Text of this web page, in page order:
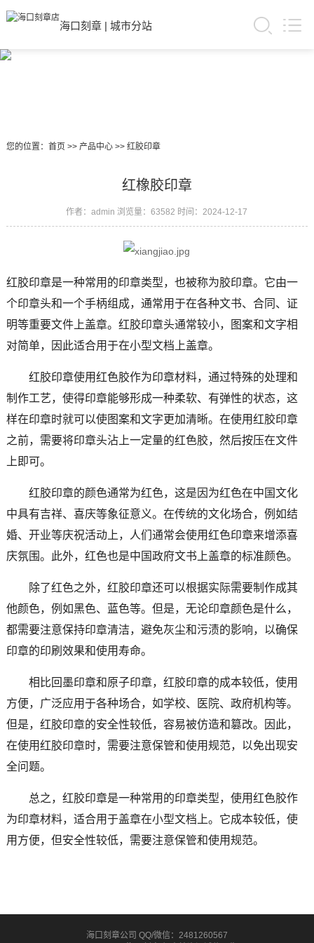
海口刻章| 城市分站
您的位置： 首页 >> 产品中心>> 红胶印章
红橡胶印章
作者：admin 浏览量：63582 时间：2024-12-17
红胶印章是一种常用的印章类型，也被称为胶印章。它由一
个印章头和一个手柄组成，通常用于在各种文书、合同、证
明等重要文件上盖章。红胶印章头通常较小，图案和文字相
对简单，因此适合用于在小型文档上盖章。
红胶印章使用红色胶作为印章材料，通过特殊的处理和
制作工艺，使得印章能够形成一种柔软、有弹性的状态，这
样在印章时就可以使图案和文字更加清晰。在使用红胶印章
之前，需要将印章头沾上一定量的红色胶，然后按压在文件
上即可。
红胶印章的颜色通常为红色，这是因为红色在中国文化
中具有吉祥、喜庆等象征意义。在传统的文化场合，例如结
婚、开业等庆祝活动上，人们通常会使用红色印章来增添喜
庆氛围。此外，红色也是中国政府文书上盖章的标准颜色。
除了红色之外，红胶印章还可以根据实际需要制作成其
他颜色，例如黑色、蓝色等。但是，无论印章颜色是什么，
都需要注意保持印章清洁，避免灰尘和污渍的影响，以确保
印章的印刷效果和使用寿命。
相比回墨印章和原子印章，红胶印章的成本较低，使用
方便，广泛应用于各种场合，如学校、医院、政府机构等。
但是，红胶印章的安全性较低，容易被仿造和篡改。因此，
在使用红胶印章时，需要注意保管和使用规范，以免出现安
全问题。
总之，红胶印章是一种常用的印章类型，使用红色胶作
为印章材料，适合用于盖章在小型文档上。它成本较低，使
用方便，但安全性较低，需要注意保管和使用规范。
海口刻章公司 QQ/微信：2481260567